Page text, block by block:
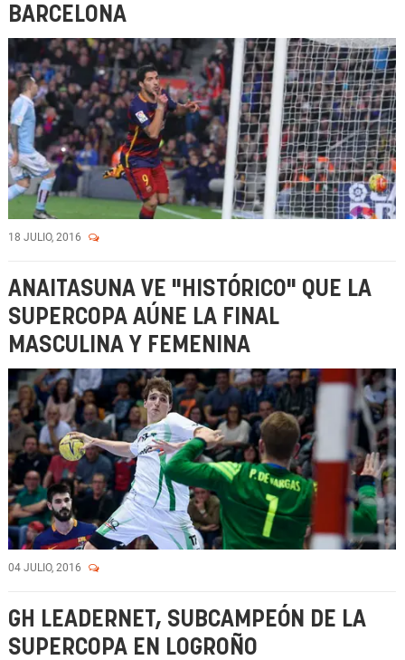
BARCELONA
18 JULIO, 2016
ANAITASUNA VE "HISTÓRICO" QUE LA
SUPERCOPA AÚNE LA FINAL
MASCULINA Y FEMENINA
04 JULIO, 2016
GH LEADERNET, SUBCAMPEÓN DE LA
SUPERCOPA EN LOGROÑO